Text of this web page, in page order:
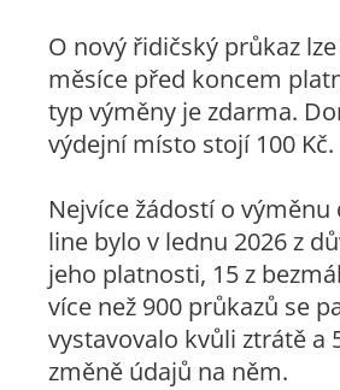
O nový řidičský průkaz
měsíce před koncem
typ výměny je zdarma.
výdejní místo stojí 100 Kč.
Nejvíce žádostí o
line bylo v lednu 2026 z
jeho platnosti, 15 z
více než 900 průkazů se
vystavovalo kvůli ztrátě a
změně údajů na něm.